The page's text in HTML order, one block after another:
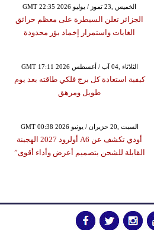
GMT 22:35 2026 الخميس ,23 تموز / يوليو
الجزائر تعلن السيطرة على معظم حرائق
الغابات واستمرار إخماد بؤر محدودة
GMT 17:11 2026 الثلاثاء ,04 آب / أغسطس
كيفية استعادة كل برج فلكي طاقته بعد يوم
طويل ومرهق
GMT 00:38 2026 السبت ,20 حزيران / يونيو
أودي تكشف عن A6 أولرود 2027 الهجينة
القابلة للشحن بتصميم أعرض وأداء أقوى”